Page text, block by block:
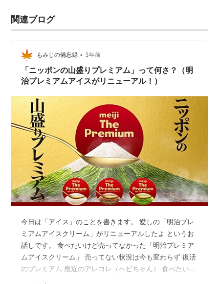
関連ブログ
もみじの備忘録 • 3年前
「ニッポンの山盛りプレミアム」って何さ？（明
治プレミアムアイスがリニューアル！）
今日は「アイス」のことを書きます。 愛しの「明治プレ
ミアムアイスクリーム」がリニューアルしたよ というお
話しです。 食べたいけど売ってなかった「明治プレミア
ムアイスクリーム」 売ってない状況は今も変わらず 復活
のプレミアム 最近のアレコレ（ヘビちゃん） 食べたいけ